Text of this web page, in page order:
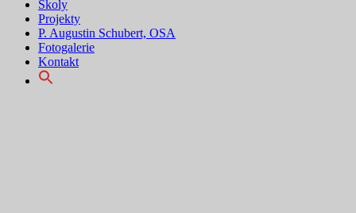
Školy
Projekty
P. Augustin Schubert, OSA
Fotogalerie
Kontakt